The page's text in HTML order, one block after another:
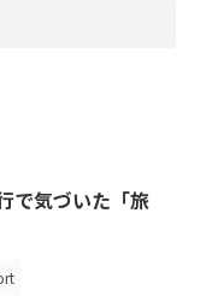
で気づいた「旅